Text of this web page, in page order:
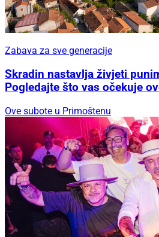
Zabava za sve generacije
Skradin nastavlja živjeti
Pogledajte što vas očekuje
Ove subote u Primoštenu